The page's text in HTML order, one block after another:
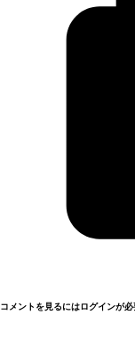
コメントを見るにはログインが必